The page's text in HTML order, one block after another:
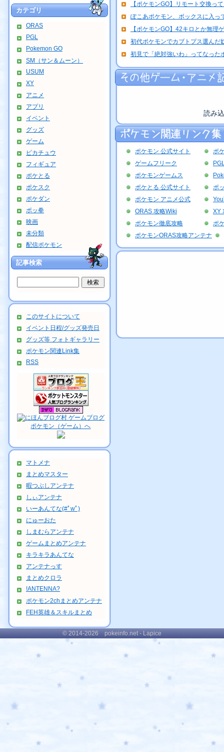
カテゴリ
ORAS
PGL
Pokemon GO
SM（サン＆ムーン）
USUM
XY
アニメ
アプリ
イベント
グッズ
ゲーム
ピカチュウ
フィギュア
ポケとる
ポケスク
ポケダン
ポッ拳
映画
未分類
配信ポケモン
記事検索
このサイトについて
イベント日程/グッズ発売日
グッズ等 フォトギャラリー
ポケモン関連Link集
RSS
マトメナ
まとめマスター
暇つぶしアンテナ
しぃアンテナ
いーあんてな(#ﾟwﾟ)
にゅーおた
しまむらアンテナ
ゲームまとめアンテナ
キラキラあんてな
アンテナっす
まとめクロラ
!ANTENNA?
ポケモン2chまとめアンテナ
FEH英雄＆スキルまとめ
【ポケモンGO】リモート交換っ
ぽこあポケモン、ボックスに入っ
【ポケモンGO】42キロとか無理
初代ポケモンでカブトプス選んだ
初見で「絶対強いわ」ってなった
読み
ポケモン 公式サイト
ポ
ゲームフリーク
ポケモンゲームス
ポケとる 公式サイト
ポ
ポケモン アニメ公式
ORAS 攻略Wiki
XY
ポケモン徹底攻略
ポ
ポケモンORAS攻略アンテナ
© 2014-2026 pokeinfo.net - Lapice